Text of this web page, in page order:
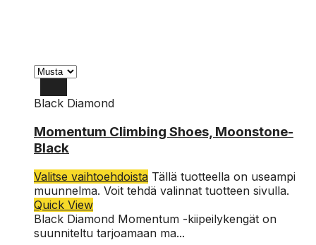
43.5
44
44.5
45
Black Diamond
Momentum Climbing Shoes, Moonstone-
Black
Valitse vaihtoehdoista Tällä tuotteella on useampi
muunnelma. Voit tehdä valinnat tuotteen sivulla.
Quick View
Black Diamond Momentum -kiipeilykengät on
suunniteltu tarjoamaan ma...